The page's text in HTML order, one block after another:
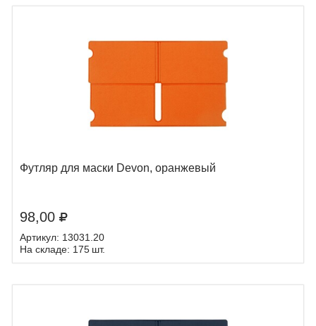
Футляр для маски Devon, оранжевый
98,00
Артикул: 13031.20
На складе: 175 шт.